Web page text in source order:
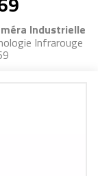
Industrielle
Infrarouge